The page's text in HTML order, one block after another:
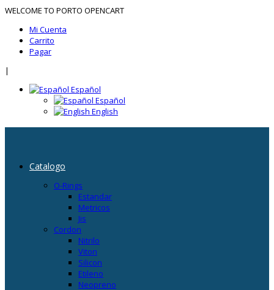
WELCOME TO PORTO OPENCART
Mi Cuenta
Carrito
Pagar
|
Español
Español
English
Catalogo
O-Rings
Estandar
Metricos
Jis
Cordon
Nitrilo
Viton
Silicon
Etileno
Neopreno